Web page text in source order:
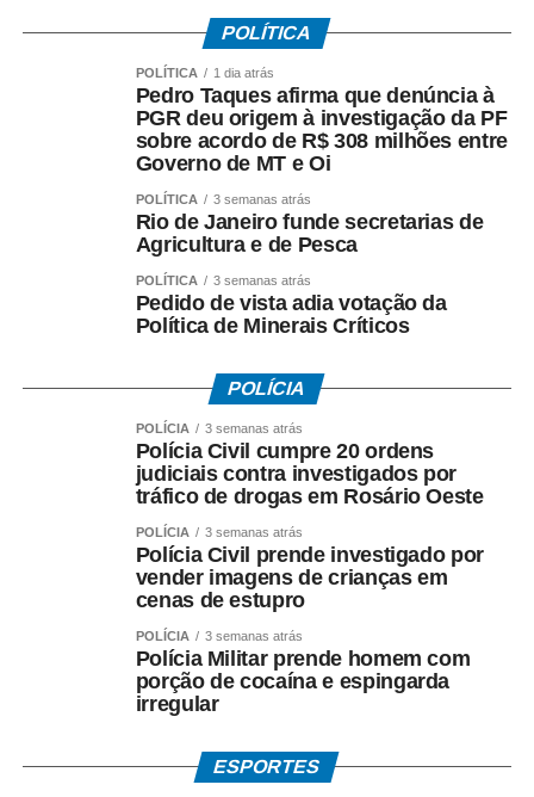
WhatsApp
Facebook
Twitter
Messenger
LinkedIn
Share
POLÍTICA
POLÍTICA 1 dia atrás
Pedro Taques afirma que denúncia à
PGR deu origem à investigação da PF
sobre acordo de R$ 308 milhões entre
Governo de MT e Oi
POLÍTICA 3 semanas atrás
Rio de Janeiro funde secretarias de
Agricultura e de Pesca
POLÍTICA 3 semanas atrás
Pedido de vista adia votação da
Política de Minerais Críticos
POLÍCIA
POLÍCIA 3 semanas atrás
Polícia Civil cumpre 20 ordens
judiciais contra investigados por
tráfico de drogas em Rosário Oeste
POLÍCIA 3 semanas atrás
Polícia Civil prende investigado por
vender imagens de crianças em
cenas de estupro
POLÍCIA 3 semanas atrás
Polícia Militar prende homem com
porção de cocaína e espingarda
irregular
ESPORTES